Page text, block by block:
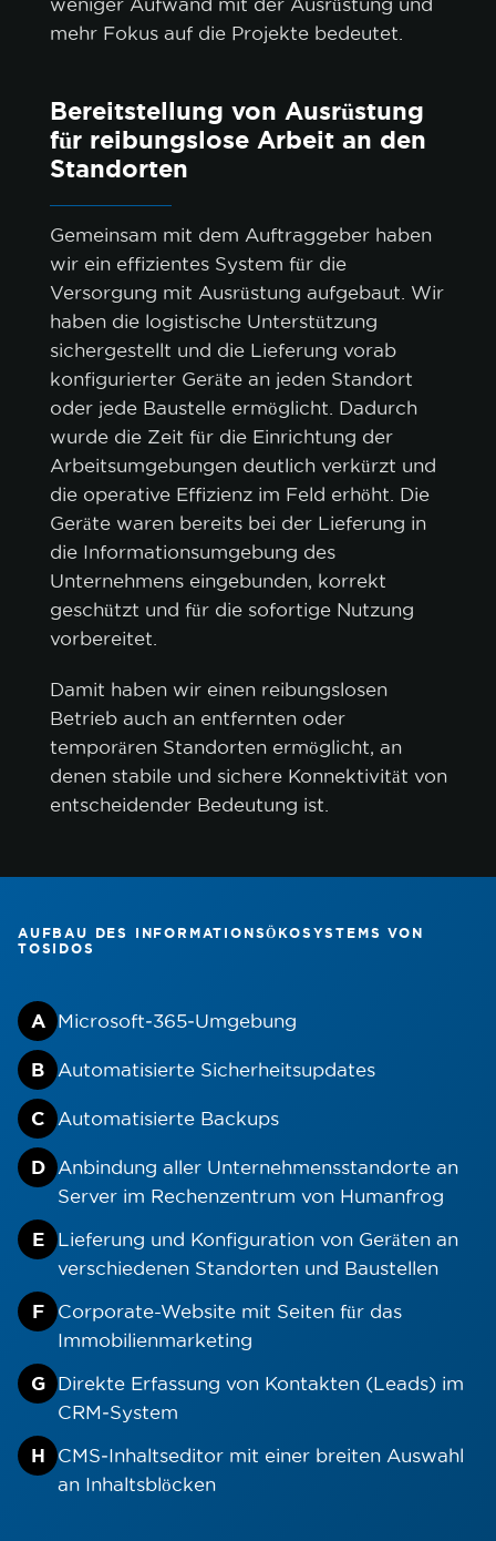
weniger Aufwand mit der Ausrüstung und
mehr Fokus auf die Projekte bedeutet.
Bereitstellung von Ausrüstung
für reibungslose Arbeit an den
Standorten
Gemeinsam mit dem Auftraggeber haben
wir ein effizientes System für die
Versorgung mit Ausrüstung aufgebaut. Wir
haben die logistische Unterstützung
sichergestellt und die Lieferung vorab
konfigurierter Geräte an jeden Standort
oder jede Baustelle ermöglicht. Dadurch
wurde die Zeit für die Einrichtung der
Arbeitsumgebungen deutlich verkürzt und
die operative Effizienz im Feld erhöht. Die
Geräte waren bereits bei der Lieferung in
die Informationsumgebung des
Unternehmens eingebunden, korrekt
geschützt und für die sofortige Nutzung
vorbereitet.
Damit haben wir einen reibungslosen
Betrieb auch an entfernten oder
temporären Standorten ermöglicht, an
denen stabile und sichere Konnektivität von
entscheidender Bedeutung ist.
AUFBAU DES INFORMATIONSÖKOSYSTEMS VON
TOSIDOS
A Microsoft‑365‑Umgebung
B Automatisierte Sicherheitsupdates
C Automatisierte Backups
D
Anbindung aller Unternehmensstandorte an
Server im Rechenzentrum von Humanfrog
E
Lieferung und Konfiguration von Geräten an
verschiedenen Standorten und Baustellen
F
Corporate-Website mit Seiten für das
Immobilienmarketing
G
Direkte Erfassung von Kontakten (Leads) im
CRM‑System
H
CMS‑Inhaltseditor mit einer breiten Auswahl
an Inhaltsblöcken
Cookie-Richtlinie.
NUR NOTWENDIGE AKZEPTIEREN
ANPASSEN